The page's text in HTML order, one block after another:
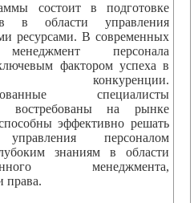
состоит в подготовке
в области управления
ресурсами. В современных
персонала
фактором успеха в
конкуренции.
специалисты
востребованы на рынке
эффективно решать
персоналом
знаниям в области
менеджмента,
права.